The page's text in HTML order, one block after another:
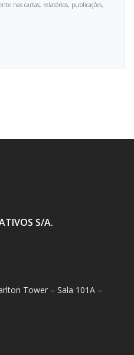
nas cartas, relatórios, publicações,
S/A.
Tower – Sala 101A –